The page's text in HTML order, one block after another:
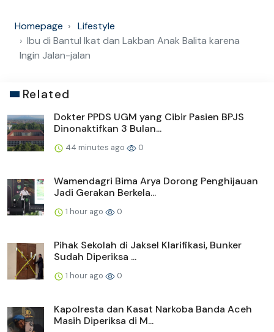
Homepage
Lifestyle
Ibu di Bantul Ikat dan Lakban Anak Balita karena
Ingin Jalan-jalan
Related
Dokter PPDS UGM yang Cibir Pasien BPJS
Dinonaktifkan 3 Bulan...
44 minutes ago 0
Wamendagri Bima Arya Dorong Penghijauan
Jadi Gerakan Berkela...
1 hour ago 0
Pihak Sekolah di Jaksel Klarifikasi, Bunker
Sudah Diperiksa ...
1 hour ago 0
Kapolresta dan Kasat Narkoba Banda Aceh
Masih Diperiksa di M...